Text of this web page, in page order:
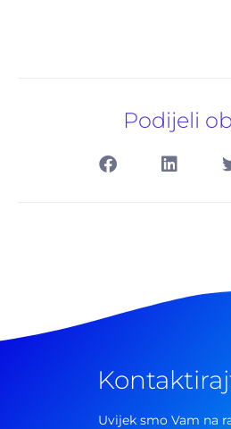
Podijeli
Uvijek smo Vam na